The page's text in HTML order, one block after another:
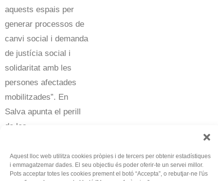
Aquest lloc web utilitza cookies pròpies i de tercers per obtenir estadístiques
i emmagatzemar dades. El seu objectiu és poder oferir-te un servei millor.
Pots acceptar totes les cookies prement el botó “Accepta”, o rebutjar-ne l'ús
aquests espais per
generar processos de
canvi social i demanda
de justícia social i
solidaritat amb les
persones afectades
mobilitzades”. En
Salva apunta el perill
de les
per exemple aquells
que s’oposen a la